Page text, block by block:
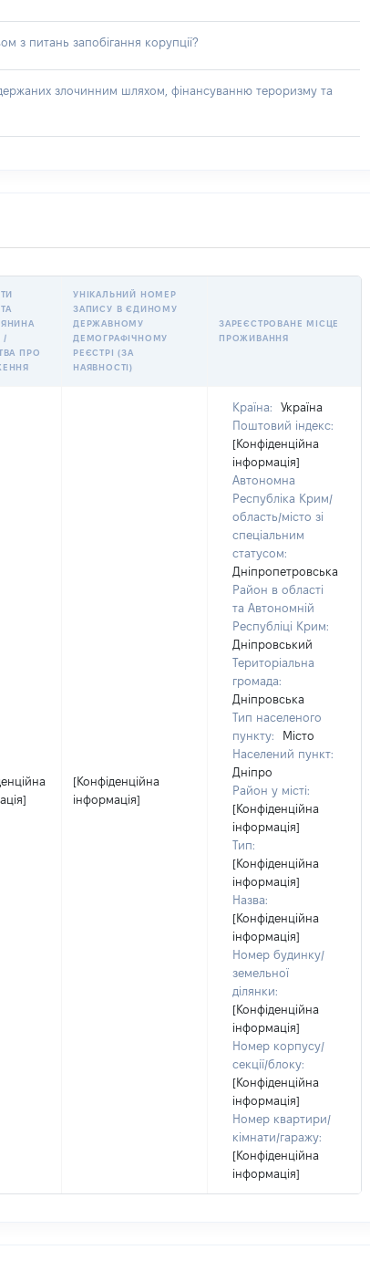
з питань запобігання корупції?
злочинним шляхом, фінансуванню тероризму та
/
ПРО
УНІКАЛЬНИЙ НОМЕР
ЗАПИСУ В ЄДИНОМУ
ДЕРЖАВНОМУ
ДЕМОГРАФІЧНОМУ
РЕЄСТРІ (ЗА
НАЯВНОСТІ)
ЗАРЕЄСТРОВАНЕ МІСЦЕ
ПРОЖИВАННЯ
[Конфіденційна
інформація]
Країна:
Україна
Поштовий індекс:
[Конфіденційна
інформація]
Автономна
Республіка Крим/
область/місто зі
спеціальним
статусом:
Дніпропетровська
Район в області
та Автономній
Республіці Крим:
Дніпровський
Територіальна
громада:
Дніпровська
Тип населеного
пункту:
Місто
Населений пункт:
Дніпро
Район у місті:
[Конфіденційна
інформація]
Тип:
[Конфіденційна
інформація]
Назва:
[Конфіденційна
інформація]
Номер будинку/
земельної
ділянки:
[Конфіденційна
інформація]
Номер корпусу/
секції/блоку:
[Конфіденційна
інформація]
Номер квартири/
кімнати/гаражу:
[Конфіденційна
інформація]